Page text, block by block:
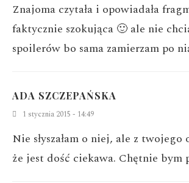
Znajoma czytała i opowiadała
faktycznie szokująca 🙂 ale nie
spoilerów bo sama zamierzam po
ADA SZCZEPAŃSKA
1 stycznia 2015 - 14:49
Nie słyszałam o niej, ale z twojego
że jest dość ciekawa. Chętnie bym